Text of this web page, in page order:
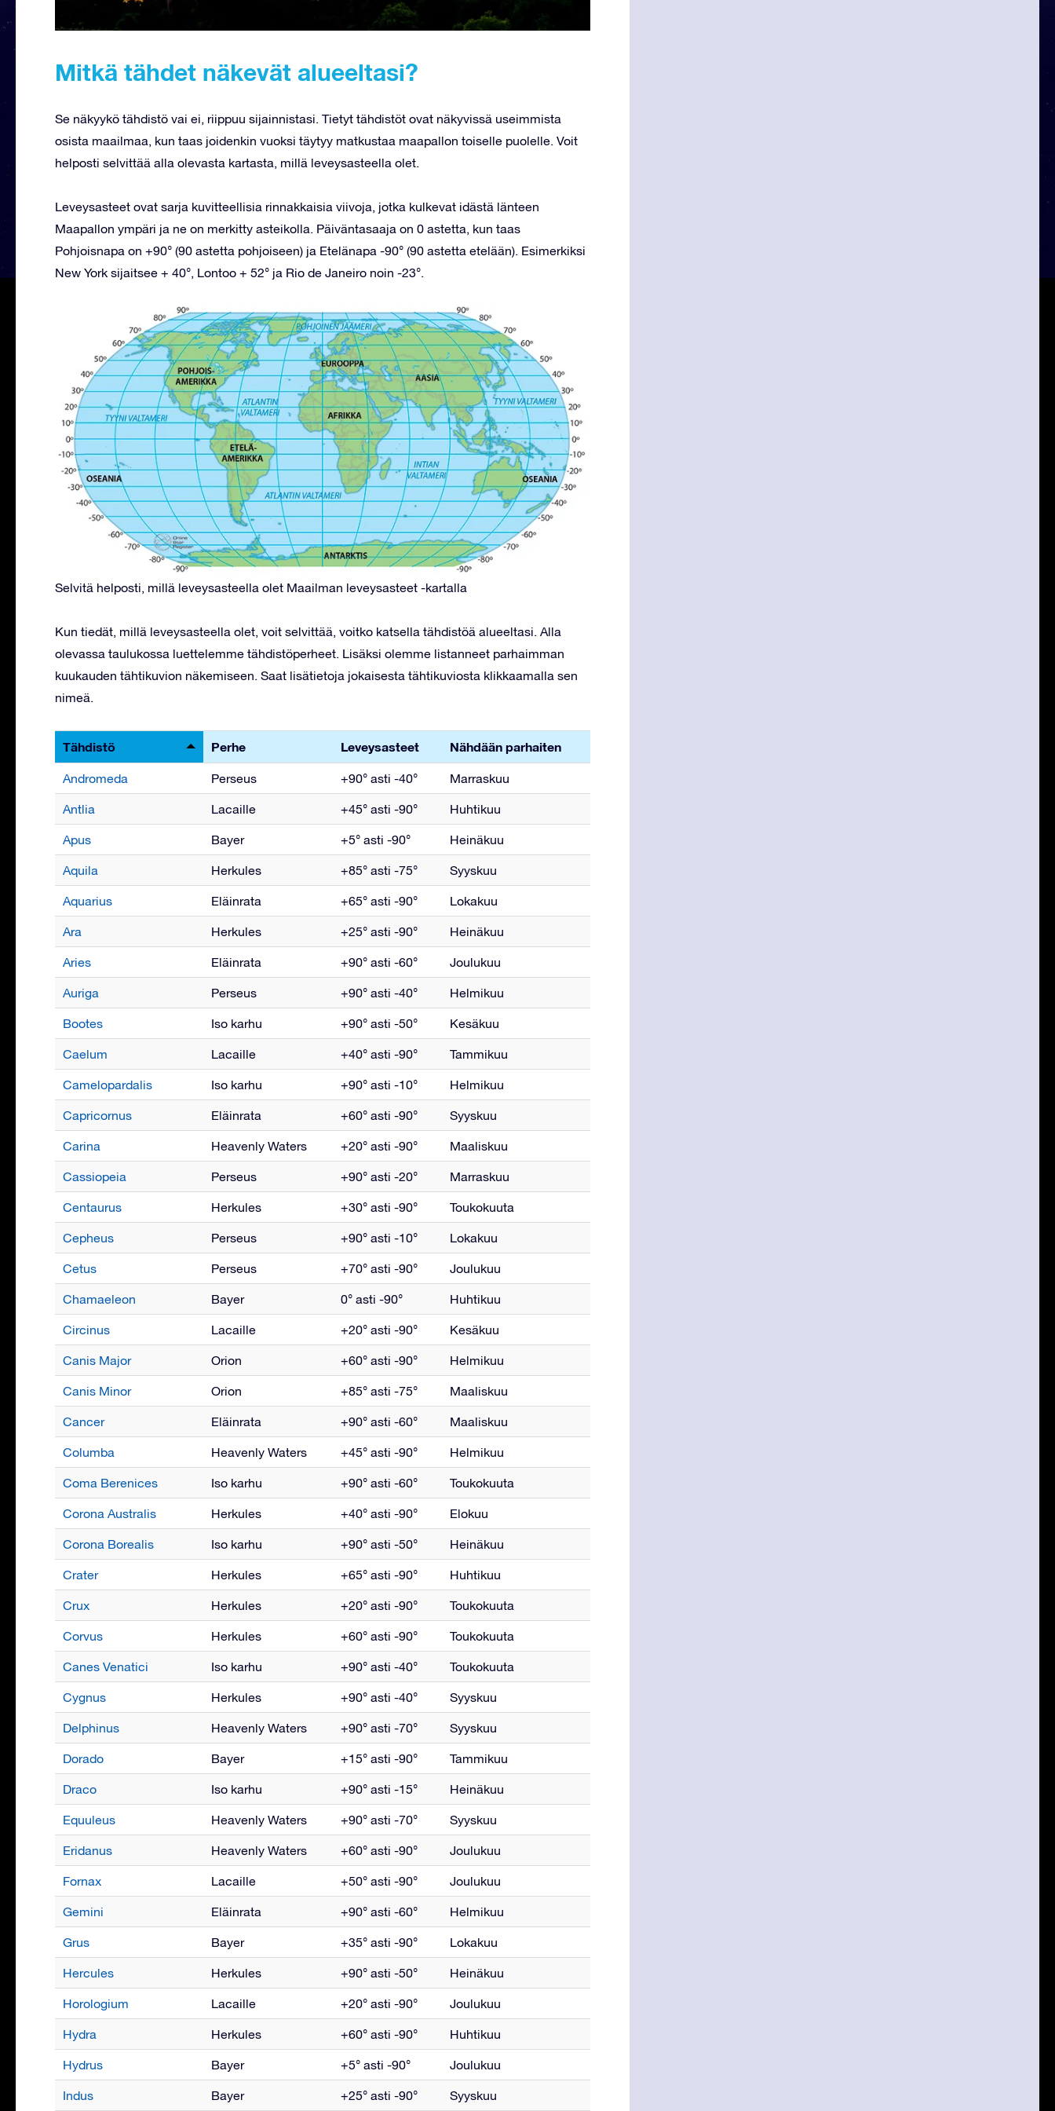
Mitkä tähdet näkevät alueeltasi?
Se näkyykö tähdistö vai ei, riippuu sijainnistasi. Tietyt tähdistöt ovat näkyvissä useimmista
osista maailmaa, kun taas joidenkin vuoksi täytyy matkustaa maapallon toiselle puolelle. Voit
helposti selvittää alla olevasta kartasta, millä leveysasteella olet.
Leveysasteet ovat sarja kuvitteellisia rinnakkaisia viivoja, jotka kulkevat idästä länteen
Maapallon ympäri ja ne on merkitty asteikolla. Päiväntasaaja on 0 astetta, kun taas
Pohjoisnapa on +90° (90 astetta pohjoiseen) ja Etelänapa -90° (90 astetta etelään). Esimerkiksi
New York sijaitsee + 40°, Lontoo + 52° ja Rio de Janeiro noin -23°.
Selvitä helposti, millä leveysasteella olet Maailman leveysasteet -kartalla
Kun tiedät, millä leveysasteella olet, voit selvittää, voitko katsella tähdistöä alueeltasi. Alla
olevassa taulukossa luettelemme tähdistöperheet. Lisäksi olemme listanneet parhaimman
kuukauden tähtikuvion näkemiseen. Saat lisätietoja jokaisesta tähtikuviosta klikkaamalla sen
nimeä.
Tähdistö Perhe Leveysasteet Nähdään parhaiten
Andromeda Perseus +90° asti -40° Marraskuu
Antlia Lacaille +45° asti -90° Huhtikuu
Apus Bayer +5° asti -90° Heinäkuu
Aquila Herkules +85° asti -75° Syyskuu
Aquarius Eläinrata +65° asti -90° Lokakuu
Ara Herkules +25° asti -90° Heinäkuu
Aries Eläinrata +90° asti -60° Joulukuu
Auriga Perseus +90° asti -40° Helmikuu
Bootes Iso karhu +90° asti -50° Kesäkuu
Caelum Lacaille +40° asti -90° Tammikuu
Camelopardalis Iso karhu +90° asti -10° Helmikuu
Capricornus Eläinrata +60° asti -90° Syyskuu
Carina Heavenly Waters +20° asti -90° Maaliskuu
Cassiopeia Perseus +90° asti -20° Marraskuu
Centaurus Herkules +30° asti -90° Toukokuuta
Cepheus Perseus +90° asti -10° Lokakuu
Cetus Perseus +70° asti -90° Joulukuu
Chamaeleon Bayer 0° asti -90° Huhtikuu
Circinus Lacaille +20° asti -90° Kesäkuu
Canis Major Orion +60° asti -90° Helmikuu
Canis Minor Orion +85° asti -75° Maaliskuu
Cancer Eläinrata +90° asti -60° Maaliskuu
Columba Heavenly Waters +45° asti -90° Helmikuu
Coma Berenices Iso karhu +90° asti -60° Toukokuuta
Corona Australis Herkules +40° asti -90° Elokuu
Corona Borealis Iso karhu +90° asti -50° Heinäkuu
Crater Herkules +65° asti -90° Huhtikuu
Crux Herkules +20° asti -90° Toukokuuta
Corvus Herkules +60° asti -90° Toukokuuta
Canes Venatici Iso karhu +90° asti -40° Toukokuuta
Cygnus Herkules +90° asti -40° Syyskuu
Delphinus Heavenly Waters +90° asti -70° Syyskuu
Dorado Bayer +15° asti -90° Tammikuu
Draco Iso karhu +90° asti -15° Heinäkuu
Equuleus Heavenly Waters +90° asti -70° Syyskuu
Eridanus Heavenly Waters +60° asti -90° Joulukuu
Fornax Lacaille +50° asti -90° Joulukuu
Gemini Eläinrata +90° asti -60° Helmikuu
Grus Bayer +35° asti -90° Lokakuu
Hercules Herkules +90° asti -50° Heinäkuu
Horologium Lacaille +20° asti -90° Joulukuu
Hydra Herkules +60° asti -90° Huhtikuu
Hydrus Bayer +5° asti -90° Joulukuu
Indus Bayer +25° asti -90° Syyskuu